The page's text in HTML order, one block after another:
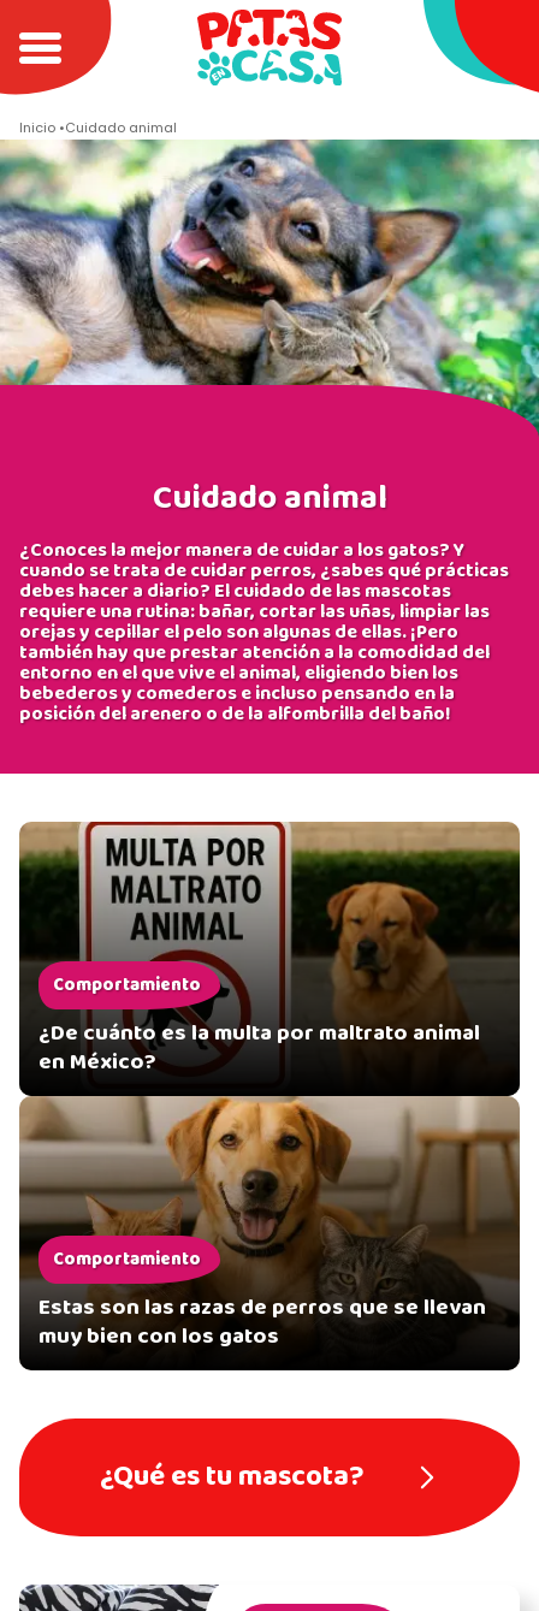
Inicio Cuidado animal
Cuidado animal
¿Conoces la mejor manera de cuidar a los gatos? Y
cuando se trata de cuidar perros, ¿sabes qué prácticas
debes hacer a diario? El cuidado de las mascotas
requiere una rutina: bañar, cortar las uñas, limpiar las
orejas y cepillar el pelo son algunas de ellas. ¡Pero
también hay que prestar atención a la comodidad del
entorno en el que vive el animal, eligiendo bien los
bebederos y comederos e incluso pensando en la
posición del arenero o de la alfombrilla del baño!
Comportamiento
¿De cuánto es la multa por maltrato animal
en México?
Comportamiento
Estas son las razas de perros que se llevan
muy bien con los gatos
¿Qué es tu mascota?